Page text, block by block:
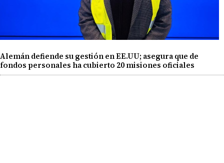
Alemán defiende su gestión en EE.UU; asegura que de
fondos personales ha cubierto 20 misiones oficiales